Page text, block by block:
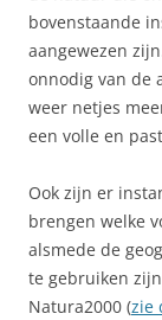
bovenstaande
aangewezen
onnodig van de
weer netjes
een volle en
Ook zijn er
brengen welke
alsmede de
te gebruiken
Natura2000 (zie